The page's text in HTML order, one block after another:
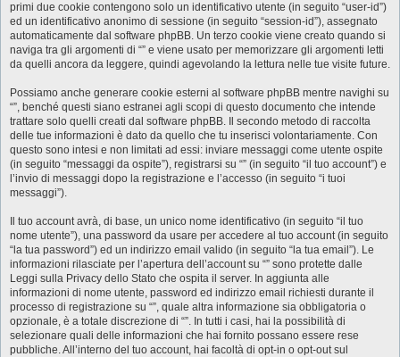
primi due cookie contengono solo un identificativo utente (in seguito “user-id”)
ed un identificativo anonimo di sessione (in seguito “session-id”), assegnato
automaticamente dal software phpBB. Un terzo cookie viene creato quando si
naviga tra gli argomenti di “” e viene usato per memorizzare gli argomenti letti
da quelli ancora da leggere, quindi agevolando la lettura nelle tue visite future.
Possiamo anche generare cookie esterni al software phpBB mentre navighi su
“”, benché questi siano estranei agli scopi di questo documento che intende
trattare solo quelli creati dal software phpBB. Il secondo metodo di raccolta
delle tue informazioni è dato da quello che tu inserisci volontariamente. Con
questo sono intesi e non limitati ad essi: inviare messaggi come utente ospite
(in seguito “messaggi da ospite”), registrarsi su “” (in seguito “il tuo account”) e
l’invio di messaggi dopo la registrazione e l’accesso (in seguito “i tuoi
messaggi”).
Il tuo account avrà, di base, un unico nome identificativo (in seguito “il tuo
nome utente”), una password da usare per accedere al tuo account (in seguito
“la tua password”) ed un indirizzo email valido (in seguito “la tua email”). Le
informazioni rilasciate per l’apertura dell’account su “” sono protette dalle
Leggi sulla Privacy dello Stato che ospita il server. In aggiunta alle
informazioni di nome utente, password ed indirizzo email richiesti durante il
processo di registrazione su “”, quale altra informazione sia obbligatoria o
opzionale, è a totale discrezione di “”. In tutti i casi, hai la possibilità di
selezionare quali delle informazioni che hai fornito possano essere rese
pubbliche. All’interno del tuo account, hai facoltà di opt-in o opt-out sul